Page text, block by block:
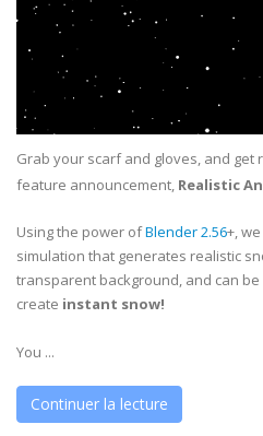
Grab your scarf and gloves, and
feature announcement, Realistic
Using the power ofBlender 2.56+,
simulation that generates realistic
transparent background, and can
create instant snow!
You ...
Continuer la lecture